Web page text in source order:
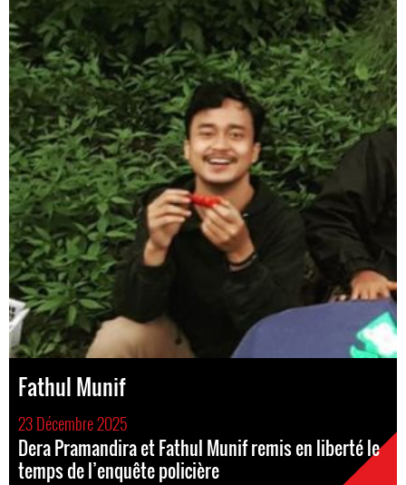
Fathul Munif
23 Décembre 2025
Dera Pramandira et Fathul Munif remis en liberté le
temps de l’enquête policière